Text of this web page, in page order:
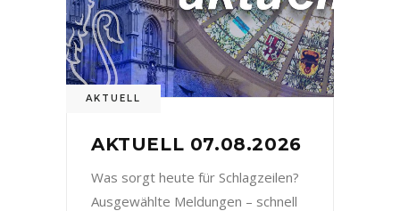
AKTUELL
AKTUELL 07.08.2026
Was sorgt heute für Schlagzeilen?
Ausgewählte Meldungen – schnell